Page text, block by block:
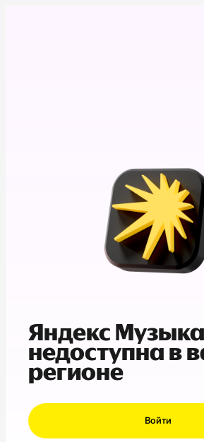
Яндекс Музыка
недоступна в
регионе
Войти